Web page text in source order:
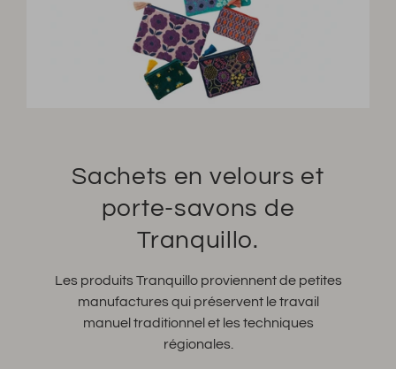
Sachets en velours et
porte-savons de
Tranquillo.
Les produits Tranquillo proviennent de petites
manufactures qui préservent le travail
manuel traditionnel et les techniques
régionales.